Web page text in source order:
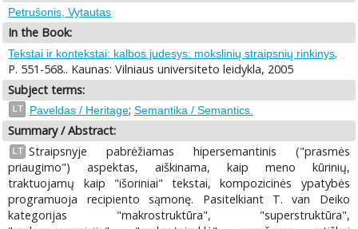
Petrušonis, Vytautas
In the Book:
Tekstai ir kontekstai: kalbos judesys: mokslinių straipsnių rinkinys.
P. 551-568.. Kaunas: Vilniaus universiteto leidykla, 2005
Subject terms:
LT Paveldas / Heritage; Semantika / Semantics.
Summary / Abstract:
LT Straipsnyje pabrėžiamas hipersemantinis ("prasmės
priaugimo") aspektas, aiškinama, kaip meno kūrinių,
traktuojamų kaip "išoriniai" tekstai, kompozicinės ypatybės
programuoja recipiento sąmonę. Pasitelkiant T. van Deiko
kategorijas "makrostruktūra", "superstruktūra",